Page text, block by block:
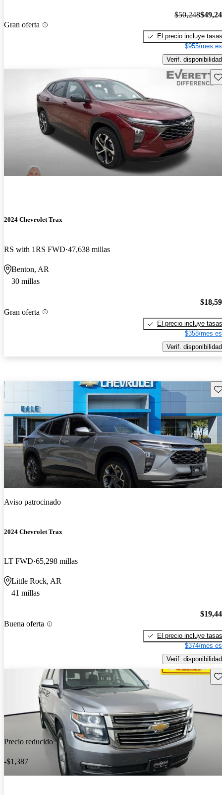
Gran oferta
$50,248
El precio incluye tasas
$955/mes
Verif. disponibilidad
2024 Chevrolet Trax
RS with 1RS FWD 47,638 millas
Benton, AR
30 millas
Gran oferta
El precio incluye tasas
$358/mes
Verif. disponibilidad
Aviso patrocinado
2024 Chevrolet Trax
LT FWD 65,298 millas
Little Rock, AR
41 millas
Buena oferta
El precio incluye tasas
$374/mes
Verif. disponibilidad
Precio reducido
-$1,387